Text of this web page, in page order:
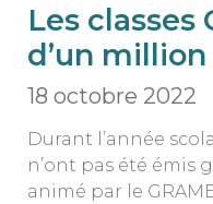
Les classes
d’un
18 octobre 2022
Durant l’année
n’ont pas été émis
animé par le